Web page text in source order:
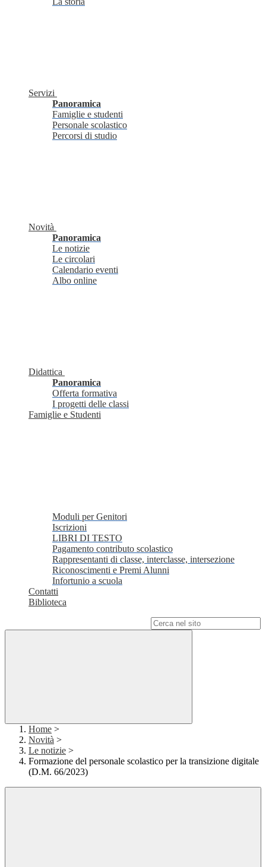
Servizi
Panoramica
Famiglie e studenti
Personale scolastico
Percorsi di studio
Novità
Panoramica
Le notizie
Le circolari
Calendario eventi
Albo online
Didattica
Panoramica
Offerta formativa
I progetti delle classi
Famiglie e Studenti
Moduli per Genitori
Iscrizioni
LIBRI DI TESTO
Pagamento contributo scolastico
Rappresentanti di classe, interclasse, intersezione
Riconoscimenti e Premi Alunni
Infortunio a scuola
Contatti
Biblioteca
Home >
Novità >
Le notizie >
Formazione del personale scolastico per la transizione digitale
(D.M. 66/2023)